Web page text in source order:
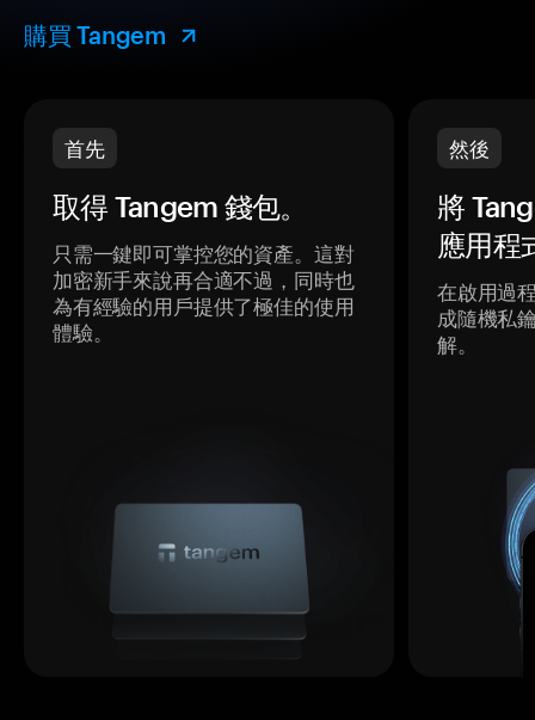
購買 Tangem
首先
取得 Tangem 錢包。
只需一鍵即可掌控您的資產。這對
加密新手來說再合適不過，同時也
為有經驗的用戶提供了極佳的使用
體驗。
然後
將
應用程
在啟用過
成隨機私
解。